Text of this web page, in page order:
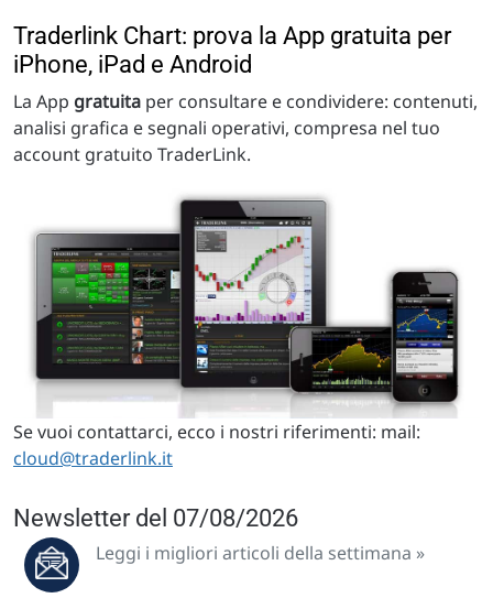
Traderlink Chart: prova la App gratuita per
iPhone, iPad e Android
La App gratuita per consultare e condividere: contenuti,
analisi grafica e segnali operativi, compresa nel tuo
account gratuito TraderLink.
Se vuoi contattarci, ecco i nostri riferimenti: mail:
cloud@traderlink.it
Newsletter del 07/08/2026
Leggi i migliori articoli della settimana »